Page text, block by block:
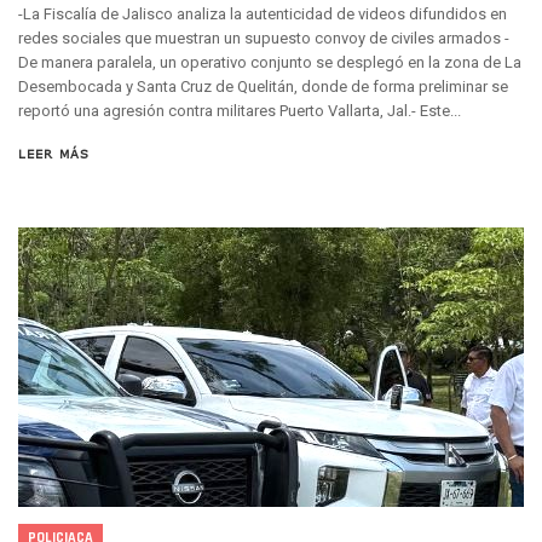
Puerto Vallarta Se Suma A Simulacro Estatal Por Bloqueos
Retiran Cacharros De 30 Puntos En Colonias De Puerto
Movimiento Ciudadano Capacita A Su Estructura
Hospital Civil De La Costa Inicia Su Construcción En Puerto
Tras Caer Ante Inglaterra, México Recibe Multa Económica
Dictan Prisión Preventiva A Exdirector De Pemex Por
Juan Carlos Castro Visitó La Colonia Cristóbal Colón
Puente Amado Nervo Avanza En Un 80%, ¿se Abrirá Este
C5 Jalisco Recupera Vehículo Robado De Puerto Vallarta
Lamenta Demolición De Finca Tradicional El Colegio De
Genera Críticas La Compra De 35 Nuevas Patrullas Para
Alejandro, Julión Y Alfredito Darán Magna Serenata En La
Bloquean Acceso A Lancheros Y Pescadores En El
Recuerdan Contingencia Del Marigalante Con
Vallarta Destaca En Competitividad Urbana Por Turismo,
-La Fiscalía de Jalisco analiza la autenticidad de videos difundidos en
redes sociales que muestran un supuesto convoy de civiles armados -
De manera paralela, un operativo conjunto se desplegó en la zona de La
Desembocada y Santa Cruz de Quelitán, donde de forma preliminar se
reportó una agresión contra militares Puerto Vallarta, Jal.- Este...
LEER MÁS
POLICIACA